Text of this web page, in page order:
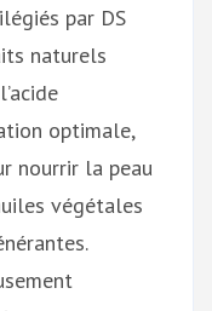
par DS
naturels
optimale,
nourrir la peau
végétales